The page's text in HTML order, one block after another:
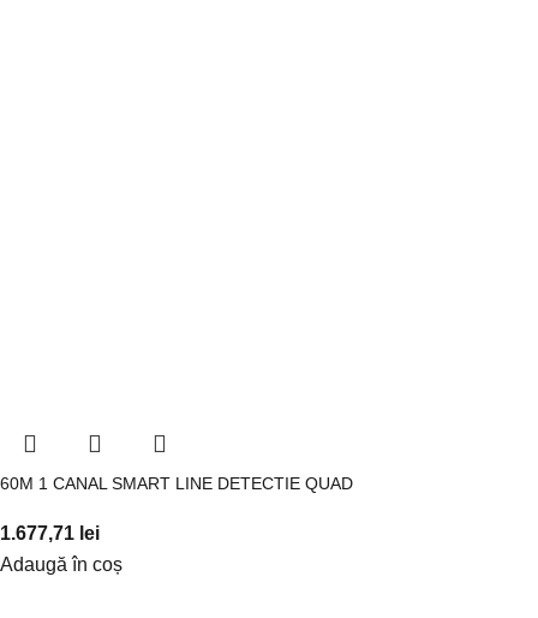
60M 1 CANAL SMART LINE DETECTIE QUAD
1.677,71 lei
Adaugă în coș